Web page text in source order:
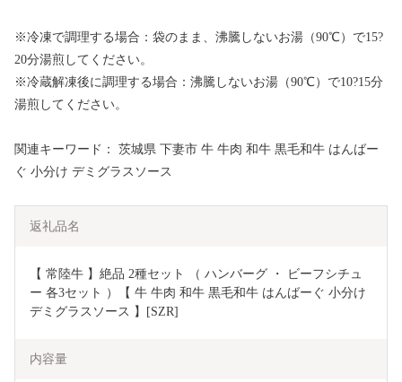
※冷凍で調理する場合：袋のまま、沸騰しないお湯（90℃）で15?
20分湯煎してください。
※冷蔵解凍後に調理する場合：沸騰しないお湯（90℃）で10?15分
湯煎してください。
関連キーワード： 茨城県 下妻市 牛 牛肉 和牛 黒毛和牛 はんばー
ぐ 小分け デミグラスソース
返礼品名
【 常陸牛 】絶品 2種セット （ ハンバーグ ・ ビーフシチュ
ー 各3セット ）【 牛 牛肉 和牛 黒毛和牛 はんばーぐ 小分け
デミグラスソース 】[SZR]
内容量